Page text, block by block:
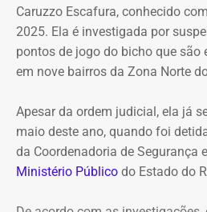
*Com informações do Diário do
Caruzzo Escafura, conhecido
2025. Ela é investigada por
pontos de jogo do bicho que
em nove bairros da Zona Norte
Apesar da ordem judicial, ela já
maio deste ano, quando foi
da Coordenadoria de Segurança
Ministério Público do Estado do